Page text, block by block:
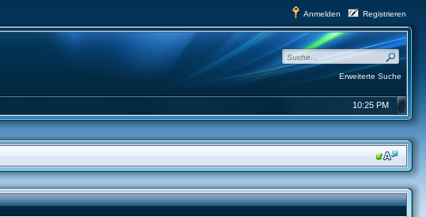
Anmelden Registrieren
Erweiterte Suche
10:25 PM